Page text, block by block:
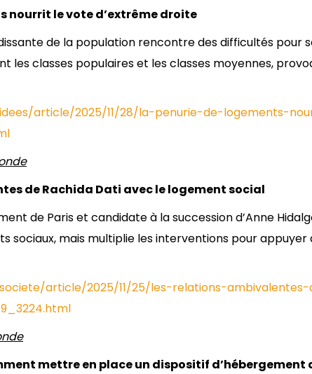
nourrit le vote d’extrême droite
de la population rencontre des difficultés pour
les classes populaires et les classes moyennes,
article/2025/11/28/la-penurie-de-logements-
de Rachida Dati avec le logement social
de Paris et candidate à la succession d’Anne
sociaux, mais multiplie les interventions pour
article/2025/11/25/les-relations-
mettre en place un dispositif d’hébergement